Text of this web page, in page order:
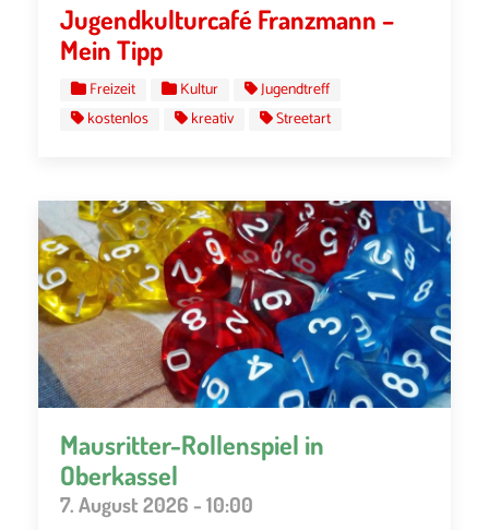
Jugendkulturcafé Franzmann –
Mein Tipp
Freizeit Kultur
Jugendtreff
kostenlos
kreativ Streetart
Mausritter-Rollenspiel in
Oberkassel
7. August 2026 - 10:00